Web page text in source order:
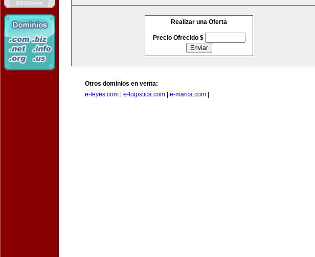
Realizar una Oferta
Precio Ofrecido $
Otros dominios en venta:
e-leyes.com
e-logistica.com e-marca.com